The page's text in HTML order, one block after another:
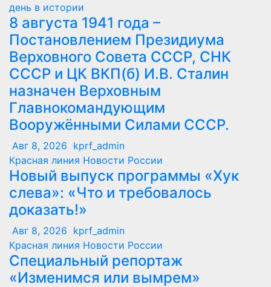
день в истории
8 августа 1941 года –
Постановлением Президиума
Верховного Совета СССР, СНК
СССР и ЦК ВКП(б) И.В. Сталин
назначен Верховным
Главнокомандующим
Вооружёнными Силами СССР.
Авг 8, 2026 kprf_admin
Красная линия Новости России
Новый выпуск программы «Хук
слева»: «Что и требовалось
доказать!»
Авг 8, 2026 kprf_admin
Красная линия Новости России
Специальный репортаж
«Изменимся или вымрем»